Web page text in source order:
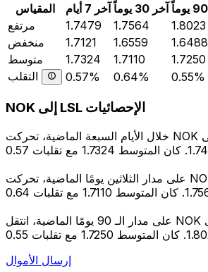
المقياس آخر 7 أيام آخر 30 يوماً
مرتفع
1.7479 1.7564
1.8023
منخفض
1.7121 1.6559
1.6488
متوسط
1.7324 1.7110
1.7250
التقلب
0.57% 0.64% 0.55%
NOK إلى LSL الإحصائيات
خلال الأيام السبعة الماضية، تحركت NOK إلى LSL بين 1.7121 و
على مدار الثلاثين يومًا الماضية، تحركت NOK إلى LSL بين
على مدار الـ 90 يومًا الماضية، انتقل NOK إلى LSL بين 1.6488 و
إرسال الأموال